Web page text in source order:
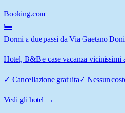
Booking.com
🛏️
Dormi a due passi da Via Gaetano
Hotel, B&B e case vacanza vicinissimi
✓ Cancellazione gratuita✓ Nessun
Vedi gli hotel →